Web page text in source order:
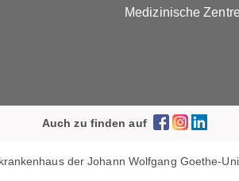
Medizinische
Auch zu finden auf
der Johann Wolfgang Goethe-